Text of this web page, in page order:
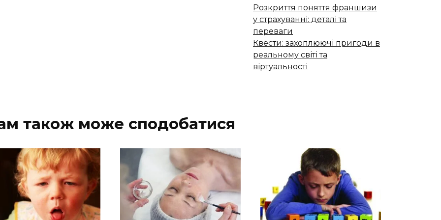
Розкриття поняття франшизи
у страхуванні: деталі та
переваги
Квести: захоплюючі пригоди в
реальному світі та
віртуальності
також може сподобатися